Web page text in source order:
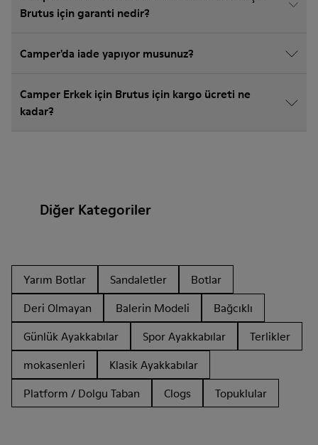
Brutus için garanti nedir?
Camper'da iade yapıyor musunuz?
Camper Erkek için Brutus için kargo ücreti ne
kadar?
Diğer Kategoriler
Yarım Botlar Sandaletler
Botlar
Deri Olmayan
Balerin Modeli
Bağcıklı
Günlük Ayakkabılar
Spor Ayakkabılar
Terlikler
mokasenleri
Klasik Ayakkabılar
Platform / Dolgu Taban
Clogs Topuklular